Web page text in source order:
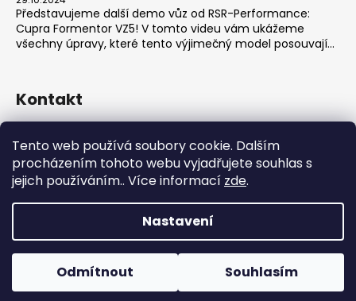
Tento web používá soubory cookie. Dalším
procházením tohoto webu vyjadřujete souhlas s
jejich používáním.. Více informací zde.
Nastavení
Odmítnout Souhlasím
Představujeme další demo vůz od RSR-Performance:
Cupra Formentor VZ5! V tomto videu vám ukážeme
všechny úpravy, které tento výjimečný model posouvají...
Kontakt
728737662
https://www.facebook.com/RSRCzech/
rsrperformance
Copyright 2026RSR-Performance. Všechna práva
vyhrazena.
Upravit nastavení cookies